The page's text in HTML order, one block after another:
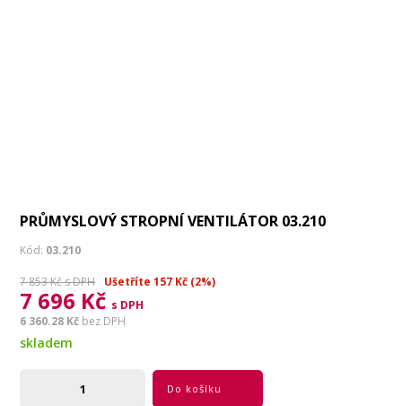
PRŮMYSLOVÝ STROPNÍ VENTILÁTOR 03.210
Kód: 03.210
7 853 Kč s DPH Ušetříte 157 Kč (2%)
7 696 Kč s DPH
6 360.28 Kč bez DPH
skladem
Do košíku